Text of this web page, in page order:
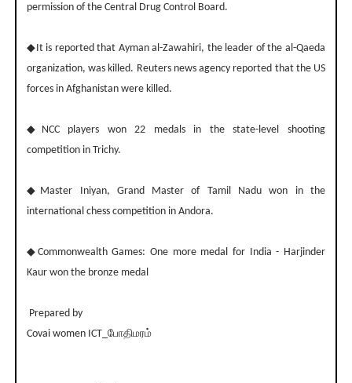
permission of the Central Drug Control Board.
◆It is reported that Ayman al-Zawahiri, the leader of the al-Qaeda
organization, was killed. Reuters news agency reported that the US
forces in Afghanistan were killed.
◆NCC players won 22 medals in the state-level shooting
competition in Trichy.
◆Master Iniyan, Grand Master of Tamil Nadu won in the
international chess competition in Andora.
◆Commonwealth Games: One more medal for India - Harjinder
Kaur won the bronze medal
Prepared by
Covai women ICT_போதிமரம்